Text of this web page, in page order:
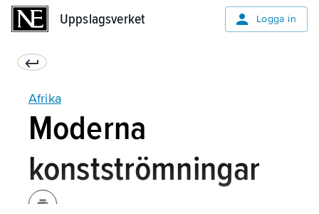
Uppslagsverket Logga in
Afrika
Moderna
konstströmningar